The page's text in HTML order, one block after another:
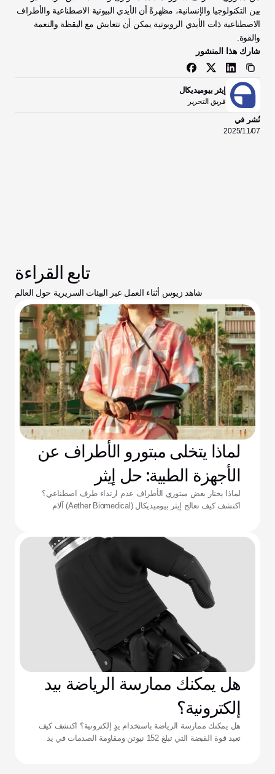
والقوة.
شارك هذا المنشور
إيثر بيوميديكال
فريق التحرير
نُشر في
07‏/11‏/2025
تابع القراءة
شاهد زيوس أثناء العمل عبر البيئات السريرية حول العالم
لماذا يتخلى مبتورو الأطراف عن
الأجهزة الطبية: حل إيثر
لماذا يختار بعض مبتوري الأطراف عدم ارتداء طرف اصطناعي؟
اكتشف كيف تعالج إيثر بيوميديكال (Aether Biomedical) آلام
هل يمكنك ممارسة الرياضة بيد
إلكترونية؟
هل يمكنك ممارسة الرياضة باستخدام يدٍ إلكترونية؟ اكتشف كيف
تعيد قوة القبضة التي تبلغ 152 نيوتن ومقاومة الصدمات في يد